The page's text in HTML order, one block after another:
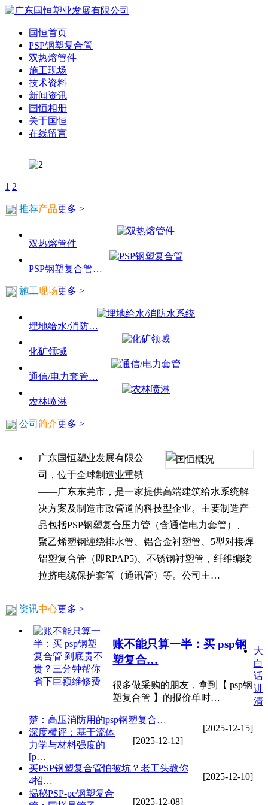
国恒首页
PSP钢塑复合管
双热熔管件
施工现场
技术资料
新闻资讯
国恒相册
关于国恒
在线留言
1 2
推荐产品更多 >
双热熔管件
PSP钢塑复合管…
施工现场更多 >
埋地给水/消防…
化矿领域
通信/电力套管…
农林喷淋
公司 简介更多 >
广东国恒塑业发展有限公
司，位于全球制造业重镇
——广东东莞市，是一家提供高端建筑给水系统解
决方案及制造市政管道的科技型企业。主要制造产
品包括PSP钢塑复合压力管（含通信电力套管）、
聚乙烯塑钢缠绕排水管、铝合金衬塑管、5型对接焊
铝塑复合管（即RPAP5)、不锈钢衬塑管，纤维编绕
拉挤电缆保护套管（通讯管）等。公司主…
资讯中心更多 >
账不能只算一半：买 psp钢
塑复合…
很多做采购的朋友，拿到【 psp钢
塑复合管 】的报价单时…
[2025-12-15]
大
白
话
讲
清
楚：高压消防用的psp钢塑复合…
[2025-12-12]
深度横评：基于流体
力学与材料强度的
[p…
[2025-12-10]
买PSP钢塑复合管怕被坑？老工头教你
4招…
[2025-12-08]
揭秘PSP-pe钢塑复合